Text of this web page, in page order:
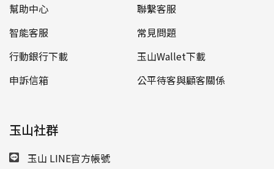
幫助中心
聯繫客服
智能客服
常見問題
行動銀行下載
玉山Wallet下載
申訴信箱
公平待客與顧客關係
玉山社群
玉山 LINE官方帳號